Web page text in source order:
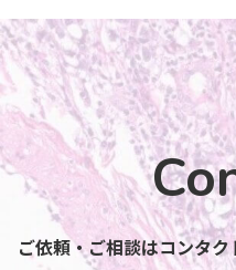
ご依頼・ご相談はコンタ